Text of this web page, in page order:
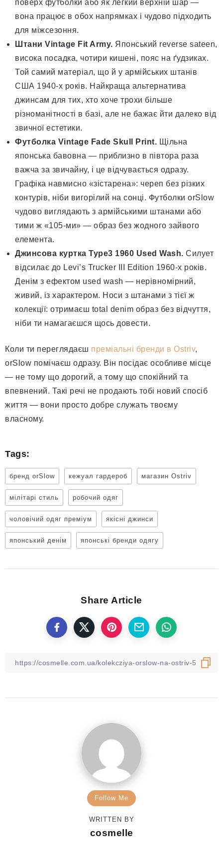
поверх футболки або як легкий верхній шар —
вона працює в обох напрямках і чудово підходить
для міжсезоння.
Штани Vintage Fit Army. Японський reverse sateen,
висока посадка, чотири кишені, пояс на ґудзиках.
Той самий матеріал, що й у армійських штанів
США 1940-х років. Найкраща альтернатива
джинсам для тих, хто хоче трохи більше
різноманітності в базі, але не бажає йти далеко від
звичної естетики.
Футболка Vintage Fade Skull Print. Щільна
японська бавовна — приблизно в півтора раза
важча за звичайну, і це відчувається одразу.
Графіка навмисно «зістарена»: череп без різких
контурів, ніби вигорілий на сонці. Футболки orSlow
чудово виглядають з армійськими штанами або
тими ж «105-ми» — образ без жодного зайвого
елемента.
Джинсова куртка Type3 1960 Used Wash. Силует
відсилає до Levi’s Trucker III Edition 1960-х років.
Денім з ефектом used wash — нерівномірний,
живий, із характером. Носи з штанами з тієї ж
колекції: отримаєш total denim образ без відчуття,
ніби ти намагаєшся щось довести.
Коли ти переглядаєш преміальні бренди в Ostriv,
orSlow помічаєш одразу. Він посідає особливе місце
— не тому що дорогий, а тому що спокійний та
впевнений. Такі речі не продають тобі новий спосіб
життя — вони просто добре служать твоєму
власному.
Tags:
бренд orSlow кежуал гардероб магазин Ostriv
мілітарі стиль робочий одяг
чоловічий одяг преміум якісні джинси
японський денім японські бренди одягу
Share Article
Follow Me
WRITTEN BY
cosmelle